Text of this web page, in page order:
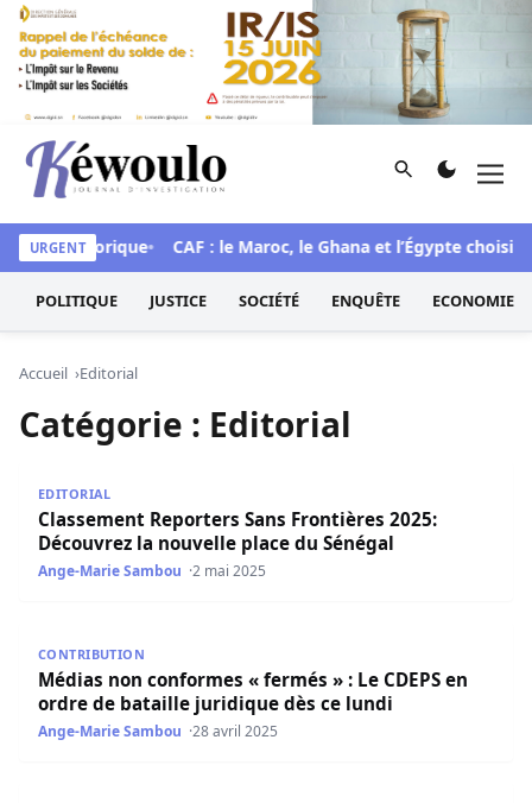
Aller au contenu
Kéwoulo, le premier site d'information et d'investigation
Rechercher
URGENT
mue historique CAF : le Maroc, le Ghana et l’Égypte choisis
POLITIQUE JUSTICE SOCIÉTÉ ENQUÊTE ECONOMIE
Accueil Editorial
Catégorie : Editorial
EDITORIAL
Classement Reporters Sans Frontières 2025:
Découvrez la nouvelle place du Sénégal
Ange-Marie Sambou 2 mai 2025
CONTRIBUTION
Médias non conformes « fermés » : Le CDEPS en
ordre de bataille juridique dès ce lundi
Ange-Marie Sambou 28 avril 2025